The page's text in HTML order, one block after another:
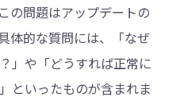
の問題はアップデートの
体的な質問には、「なぜ
」や「どうすれば正常に
といったものが含まれま